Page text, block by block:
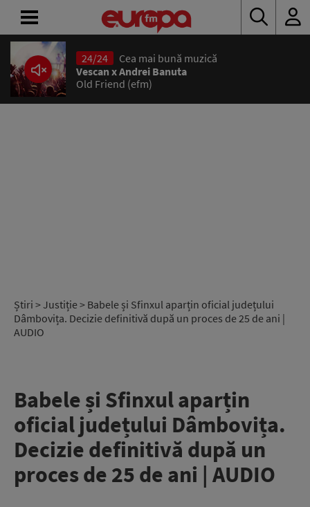
24/24
Cea mai bună muzică
Vescan x Andrei Banuta
Old Friend (efm)
Știri > Justiție> Babele și Sfinxul aparțin oficial județului
Dâmbovița. Decizie definitivă după un proces de 25 de ani |
AUDIO
Babele și Sfinxul aparțin
oficial județului Dâmbovița.
Decizie definitivă după un
proces de 25 de ani | AUDIO
ACASĂ
ȘTIRI